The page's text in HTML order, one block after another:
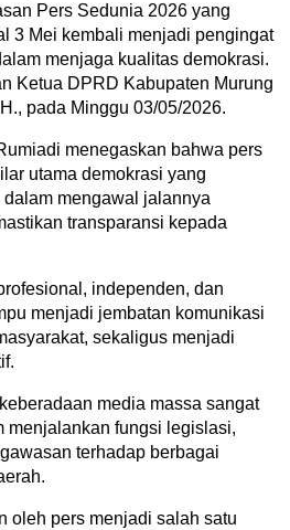
Pers Sedunia 2026 yang
3 Mei kembali menjadi pengingat
menjaga kualitas demokrasi.
Ketua DPRD Kabupaten Murung
pada Minggu 03/05/2026.
menegaskan bahwa pers
utama demokrasi yang
mengawal jalannya
transparansi kepada
independen, dan
menjadi jembatan komunikasi
sekaligus menjadi
media massa sangat
menjalankan fungsi legislasi,
terhadap berbagai
oleh pers menjadi salah satu